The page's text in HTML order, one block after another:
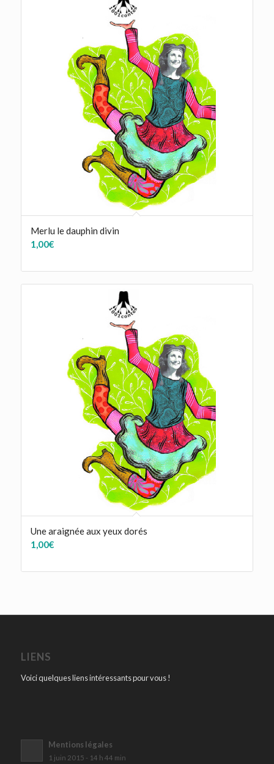
Merlu le dauphin divin
1,00€
Une araignée aux yeux dorés
1,00€
LIENS
Voici quelques liens intéressants pour vous !
Mentions légales
1 juin 2015 - 14 h 44 min